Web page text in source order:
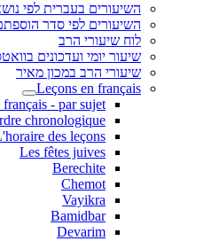
השיעורים בעברית לפי
השיעורים לפי סדר
לוח שיעורי הרב
שיעור יומי ועדכונים
שיעורי הרב במכון מאיר
Leçons en français
- par sujet
chronologique
des leçons
Les fêtes juives
Berechite
Chemot
Vayikra
Bamidbar
Devarim